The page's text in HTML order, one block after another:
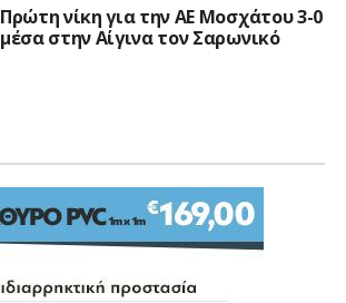
Πρώτη νίκη για την ΑΕ Μοσχάτου 3-0
μέσα στην Αίγινα τον Σαρωνικό